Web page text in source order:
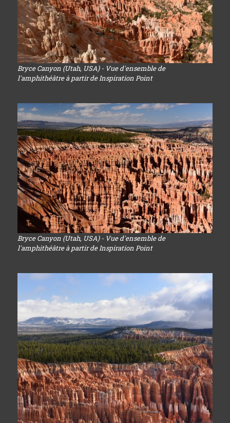
Bryce Canyon (Utah, USA) - Vue d'ensemble de
l'amphithéâtre à partir de Inspiration Point
Bryce Canyon (Utah, USA) - Vue d'ensemble de
l'amphithéâtre à partir de Inspiration Point